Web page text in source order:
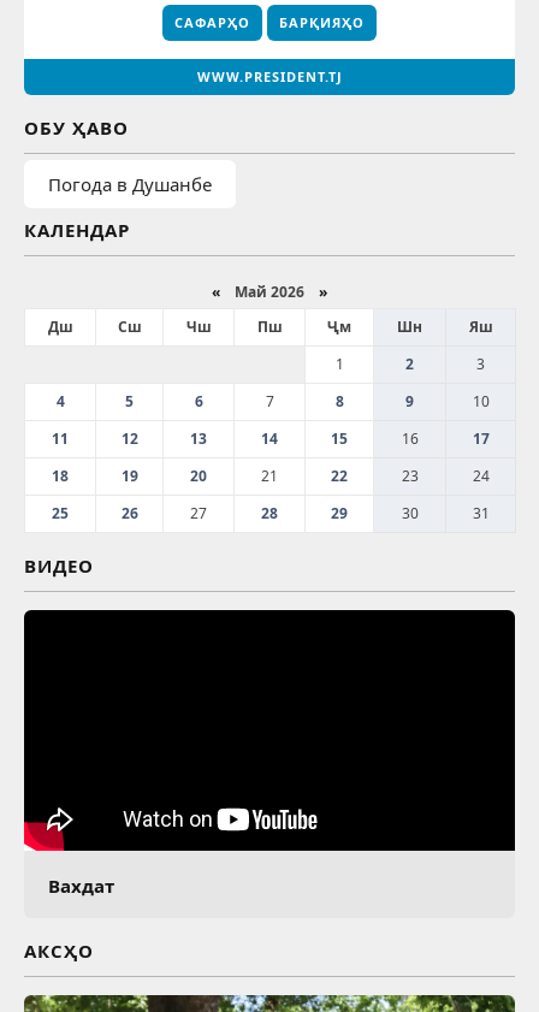
САФАРҲО БАРҚИЯҲО
WWW.PRESIDENT.TJ
ОБУ ҲАВО
Погода в Душанбе
КАЛЕНДАР
« Май 2026 »
Дш
Сш Чш Пш Ҷм Шн
Яш
1
2
3
4
5 6 7 8 9
10
11
12 13 14 15 16
17
18
19 20 21 22 23
24
25
26 27 28 29 30 31
ВИДЕО
Вахдат
АКСҲО